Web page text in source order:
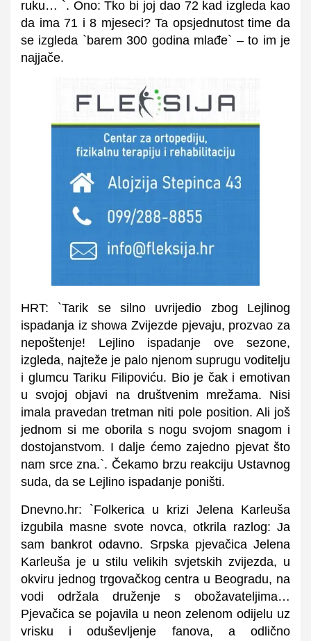
ruku… `. Ono: Tko bi joj dao 72 kad izgleda kao
da ima 71 i 8 mjeseci? Ta opsjednutost time da
se izgleda `barem 300 godina mlađe` – to im je
najjače.
HRT: `Tarik se silno uvrijedio zbog Lejlinog
ispadanja iz showa Zvijezde pjevaju, prozvao za
nepoštenje! Lejlino ispadanje ove sezone,
izgleda, najteže je palo njenom suprugu voditelju
i glumcu Tariku Filipoviću. Bio je čak i emotivan
u svojoj objavi na društvenim mrežama. Nisi
imala pravedan tretman niti pole position. Ali još
jednom si me oborila s nogu svojom snagom i
dostojanstvom. I dalje ćemo zajedno pjevat što
nam srce zna.`. Čekamo brzu reakciju Ustavnog
suda, da se Lejlino ispadanje poništi.
Dnevno.hr: `Folkerica u krizi Jelena Karleuša
izgubila masne svote novca, otkrila razlog: Ja
sam bankrot odavno. Srpska pjevačica Jelena
Karleuša je u stilu velikih svjetskih zvijezda, u
okviru jednog trgovačkog centra u Beogradu, na
vodi održala druženje s obožavateljima…
Pjevačica se pojavila u neon zelenom odijelu uz
vrisku i oduševljenje fanova, a odlično